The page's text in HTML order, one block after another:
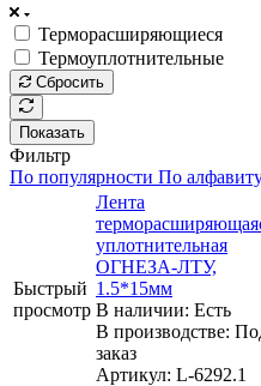
Терморасширяющиеся
Термоуплотнительные
Сбросить
Показать
Фильтр
По популярности По
Быстрый
просмотр
Лента
уплотнительная
ОГНЕЗА-ЛТУ,
1.5*15мм
В наличии: Eсть
В производстве:
заказ
Артикул: L-6292.1